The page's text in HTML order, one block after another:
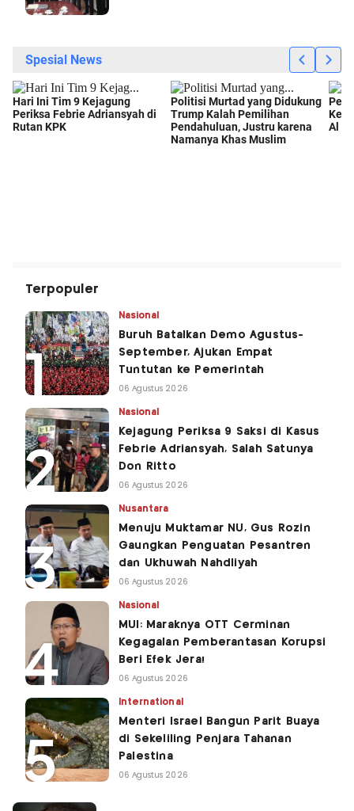
Terpopuler
Nasional
Buruh Batalkan Demo Agustus-
September, Ajukan Empat
Tuntutan ke Pemerintah
06 Agustus 2026
Nasional
Kejagung Periksa 9 Saksi di Kasus
Febrie Adriansyah, Salah Satunya
Don Ritto
06 Agustus 2026
Nusantara
Menuju Muktamar NU, Gus Rozin
Gaungkan Penguatan Pesantren
dan Ukhuwah Nahdliyah
06 Agustus 2026
Nasional
MUI: Maraknya OTT Cerminan
Kegagalan Pemberantasan Korupsi
Beri Efek Jera!
06 Agustus 2026
International
Menteri Israel Bangun Parit Buaya
di Sekeliling Penjara Tahanan
Palestina
06 Agustus 2026